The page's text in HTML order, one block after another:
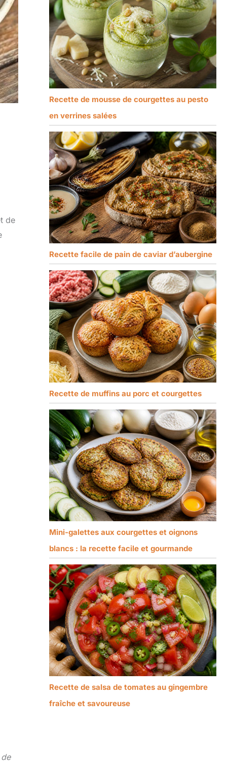
de
Recette de mousse de courgettes au pesto
en verrines salées
Recette facile de pain de caviar d’aubergine
Recette de muffins au porc et courgettes
Mini-galettes aux courgettes et oignons
blancs : la recette facile et gourmande
Recette de salsa de tomates au gingembre
fraîche et savoureuse